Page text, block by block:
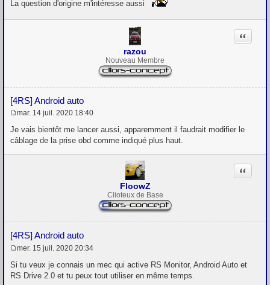
a
La question d'origine m'intéresse aussi
razou
Nouveau Membre
[4RS] Android auto
Citation
e
s
s
a
mar. 14 juil. 2020 18:40
Je vais bientôt me lancer aussi, apparemment il faudrait modifier le
câblage de la prise obd comme indiqué plus haut.
FloowZ
Clioteux de Base
[4RS] Android auto
Citation
e
s
s
mer. 15 juil. 2020 20:34
Si tu veux je connais un mec qui active RS Monitor, Android Auto et
RS Drive 2.0 et tu peux tout utiliser en même temps.